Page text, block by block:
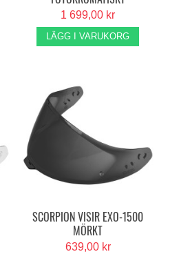
1 699,00 kr
LÄGG I VARUKORG
SCORPION VISIR EXO-1500
MÖRKT
639,00 kr